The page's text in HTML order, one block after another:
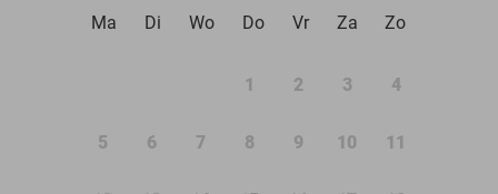
Ma
Di Wo Do Vr Za Zo
1 2 3 4
5 6 7 8 9 10 11